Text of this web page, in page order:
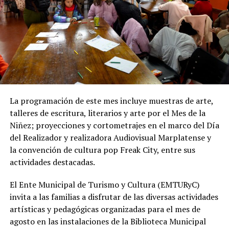
de material granular en las calles intervenidas.
Desde OSSE destacaron que la ampliación del sistema
cloacal representa un aporte importante para la
protección ambiental, ya que permite disminuir la
utilización de pozos absorbentes y contribuye a
preservar las napas de agua subterránea, además de
mejorar las condiciones de higiene y salubridad para los
vecinos.
Tras la apertura de sobres, el expediente continuará su
recorrido administrativo con la intervención de la
Comisión de Estudio de Ofertas y Adjudicación, que
tendrá a su cargo la evaluación de las propuestas
obra.
La programación de este mes incluye muestras de arte,
talleres de escritura, literarios y arte por el Mes de la
Niñez; proyecciones y cortometrajes en el marco del Día
del Realizador y realizadora Audiovisual Marplatense y
la convención de cultura pop Freak City, entre sus
actividades destacadas.
El Ente Municipal de Turismo y Cultura (EMTURyC)
invita a las familias a disfrutar de las diversas actividades
artísticas y pedagógicas organizadas para el mes de
agosto en las instalaciones de la Biblioteca Municipal